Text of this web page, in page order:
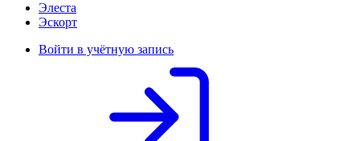
Элеста
Эскорт
Войти в учётную запись